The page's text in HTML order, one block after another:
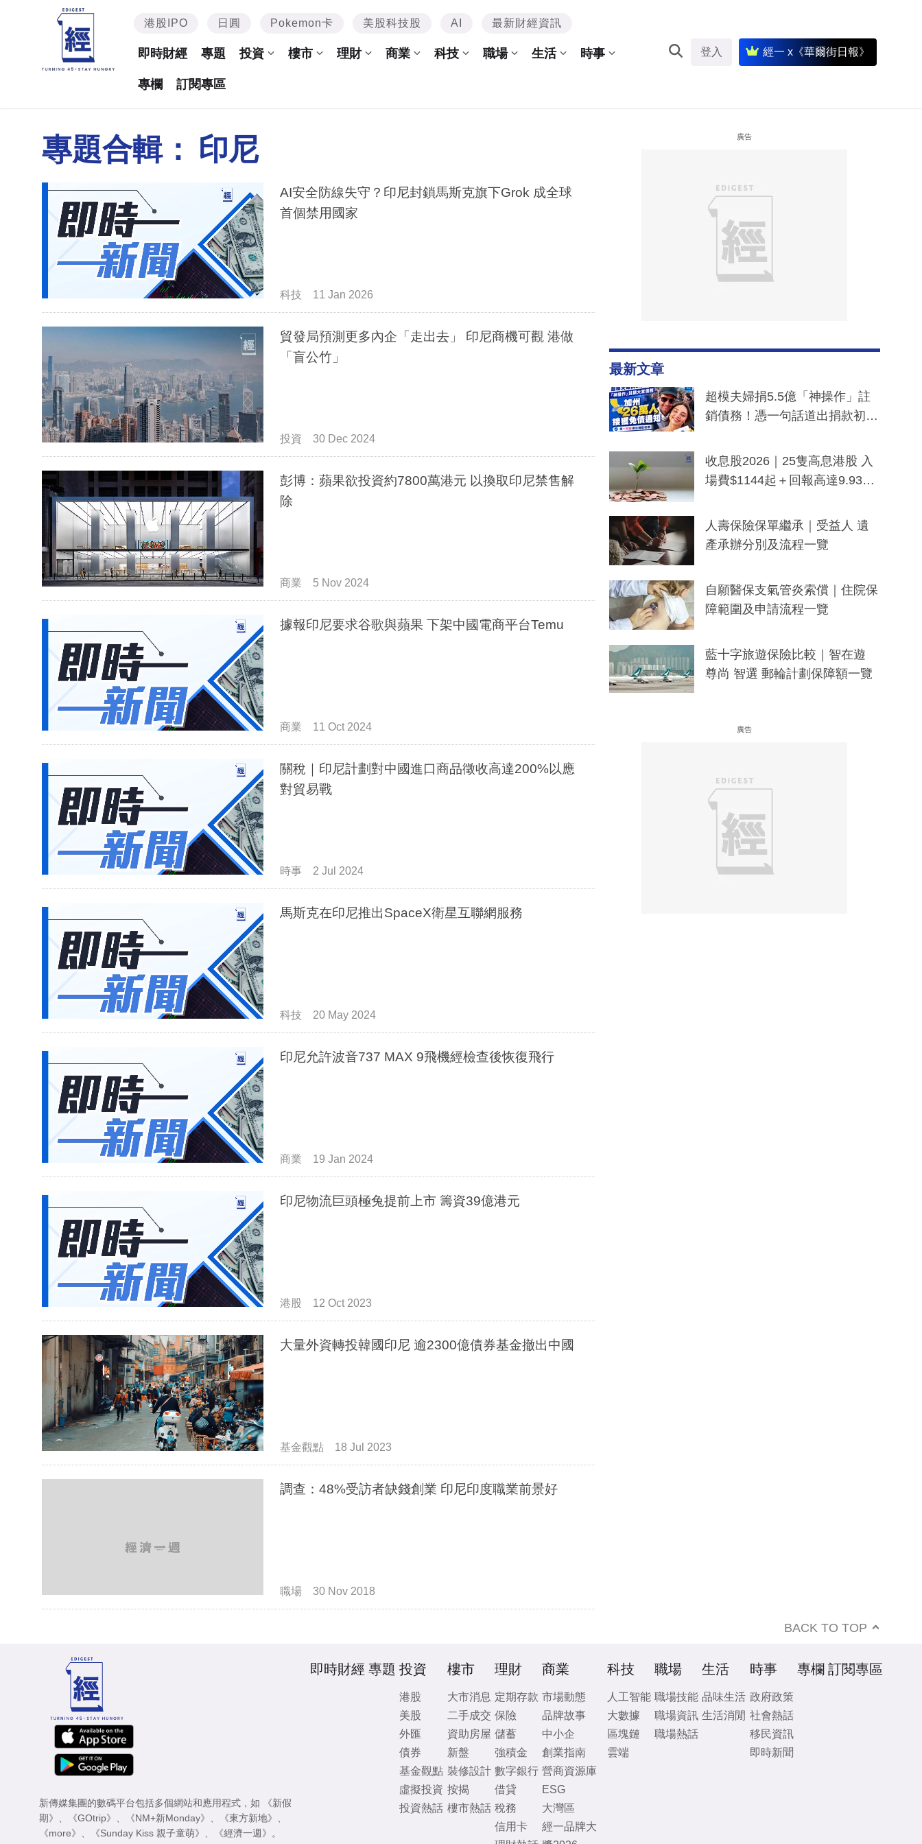
港股IPO 日圓 Pokemon卡 美股科技股 AI 最新財經資訊
即時財經 專題 投資 樓市 理財 商業 科技 職場 生活 時事
專欄 訂閱專區
登入 經一 x《華爾街日報》
專題合輯： 印尼
AI安全防線失守？印尼封鎖馬斯克旗下Grok 成全球
首個禁用國家
科技 11 Jan 2026
貿發局預測更多內企「走出去」 印尼商機可觀 港做
「盲公竹」
投資 30 Dec 2024
彭博：蘋果欲投資約7800萬港元 以換取印尼禁售解
除
商業 5 Nov 2024
據報印尼要求谷歌與蘋果 下架中國電商平台Temu
商業 11 Oct 2024
關稅｜印尼計劃對中國進口商品徵收高達200%以應
對貿易戰
時事 2 Jul 2024
馬斯克在印尼推出SpaceX衛星互聯網服務
科技 20 May 2024
印尼允許波音737 MAX 9飛機經檢查後恢復飛行
商業 19 Jan 2024
印尼物流巨頭極兔提前上市 籌資39億港元
港股 12 Oct 2023
大量外資轉投韓國印尼 逾2300億債券基金撤出中國
基金觀點 18 Jul 2023
調查：48%受訪者缺錢創業 印尼印度職業前景好
職場 30 Nov 2018
廣告
最新文章
超模夫婦捐5.5億「神操作」註
銷債務！憑一句話道出捐款初
一度被誤當詐騙手段
收息股2026｜25隻高息港股 入
場費$1144起＋回報高達9.93
人壽保險保單繼承｜受益人 遺
產承辦分別及流程一覽
自願醫保支氣管炎索償｜住院保
障範圍及申請流程一覽
藍十字旅遊保險比較｜智在遊
尊尚 智選 郵輪計劃保障額一覽
廣告
BACK TO TOP
新傳媒集團的數碼平台包括多個網站和應用程式，如
《新假
期》
《GOtrip》 《NM+新Monday》 《東方新地》
《more》
《Sunday Kiss 親子童萌》 《經濟一週》 。
即時財經 專題 投資
港股
美股
外匯
債券
基金觀點
虛擬投資
投資熱話
樓市
大市消息
二手成交
資助房屋
新盤
裝修設計
按揭
樓市熱話
理財
定期存款
保險
儲蓄
強積金
數字銀行
借貸
稅務
信用卡
商業
市場動態
品牌故事
中小企
創業指南
營商資源庫
ESG
大灣區
經一品牌大
科技
人工智能
大數據
區塊鏈
雲端
職場
職場技能
職場資訊
職場熱話
生活
品味生活
生活消閒
時事
政府政策
社會熱話
移民資訊
即時新聞
專欄 訂閱專區